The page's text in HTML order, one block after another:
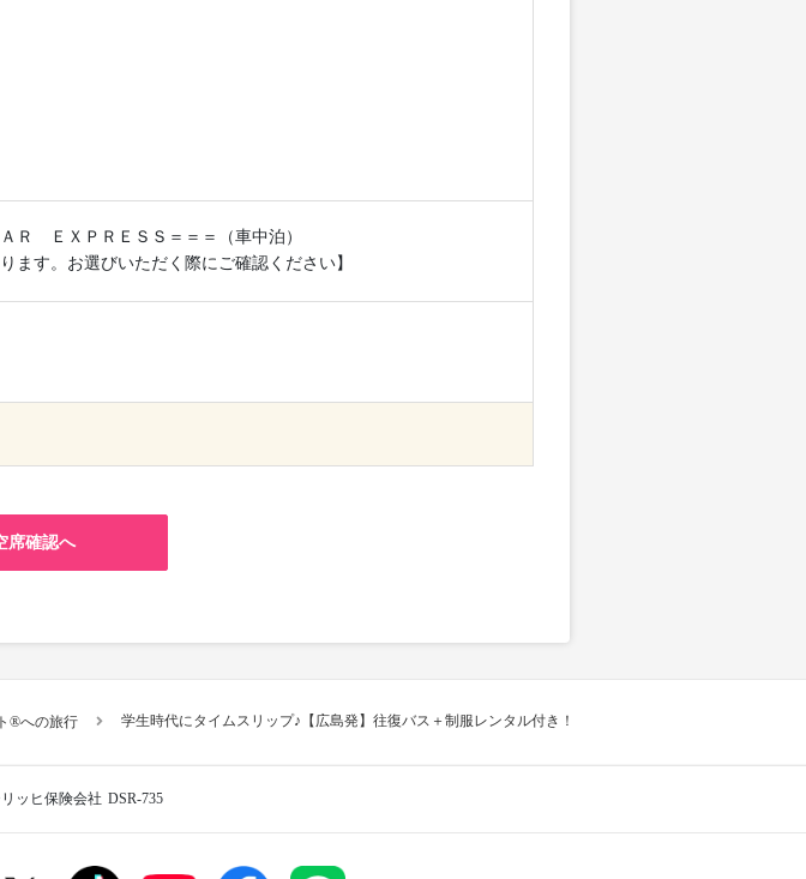
Ｒ ＥＸＰＲＥＳＳ＝＝＝（車中泊）
ます。お選びいただく際にご確認ください】
席確認へ
®への旅行 学生時代にタイムスリップ♪【広島発】往復バス＋制服レンタル付き！
ッヒ保険会社 DSR-735